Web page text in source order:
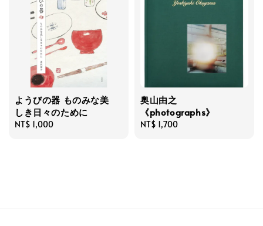
ようびの器 ものみな美
しき日々のために
Regular
NT$ 1,000
奥山由之
《photographs》
Regular
NT$ 1,700